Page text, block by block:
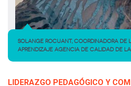
SOLANGE ROCUANT, COORDINADORA DE
APRENDIZAJE AGENCIA DE CALIDAD DE
LIDERAZGO PEDAGÓGICO Y